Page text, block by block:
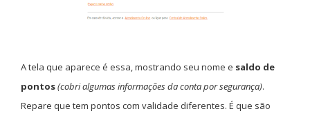
A tela que aparece é essa, mostrando seu nome e saldo de
pontos(cobri algumas informações da conta por segurança).
Repare que tem pontos com validade diferentes. É que são